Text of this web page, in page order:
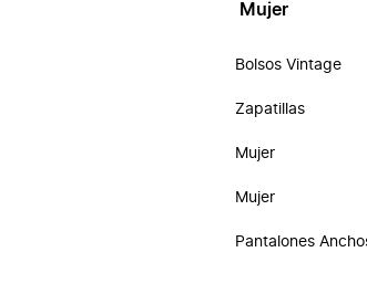
Mujer
Bolsos Vintage
Zapatillas
Mujer
Mujer
Pantalones